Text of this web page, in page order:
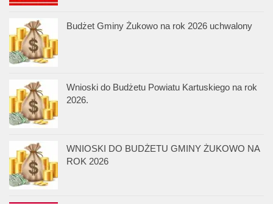
Budżet Gminy Żukowo na rok 2026 uchwalony
Wnioski do Budżetu Powiatu Kartuskiego na rok
2026.
WNIOSKI DO BUDŻETU GMINY ŻUKOWO NA
ROK 2026